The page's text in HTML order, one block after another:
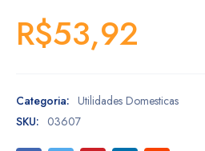
R$53,92
Categoria: Utilidades Domesticas
SKU: 03607